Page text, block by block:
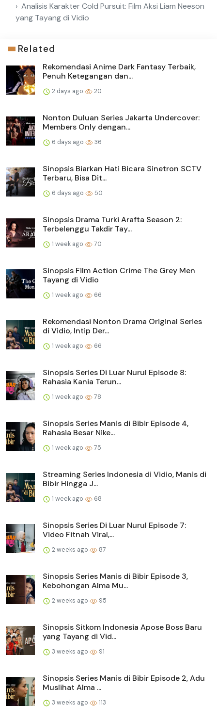
Analisis Karakter Cold Pursuit: Film Aksi Liam Neeson
yang Tayang di Vidio
Related
Rekomendasi Anime Dark Fantasy Terbaik,
Penuh Ketegangan dan...
2 days ago 20
Nonton Duluan Series Jakarta Undercover:
Members Only dengan...
6 days ago 36
Sinopsis Biarkan Hati Bicara Sinetron SCTV
Terbaru, Bisa Dit...
6 days ago 50
Sinopsis Drama Turki Arafta Season 2:
Terbelenggu Takdir Tay...
1 week ago 70
Sinopsis Film Action Crime The Grey Men
Tayang di Vidio
1 week ago 66
Rekomendasi Nonton Drama Original Series
di Vidio, Intip Der...
1 week ago 66
Sinopsis Series Di Luar Nurul Episode 8:
Rahasia Kania Terun...
1 week ago 78
Sinopsis Series Manis di Bibir Episode 4,
Rahasia Besar Nike...
1 week ago 75
Streaming Series Indonesia di Vidio, Manis di
Bibir Hingga J...
1 week ago 68
Sinopsis Series Di Luar Nurul Episode 7:
Video Fitnah Viral,...
2 weeks ago 87
Sinopsis Series Manis di Bibir Episode 3,
Kebohongan Alma Mu...
2 weeks ago 95
Sinopsis Sitkom Indonesia Apose Boss Baru
yang Tayang di Vid...
3 weeks ago 91
Sinopsis Series Manis di Bibir Episode 2, Adu
Muslihat Alma ...
3 weeks ago 113